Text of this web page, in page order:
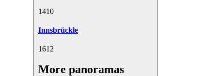
1410
Innsbrückle
1612
More panoramas